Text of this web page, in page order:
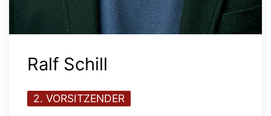
Ralf Schill
2. VORSITZENDER